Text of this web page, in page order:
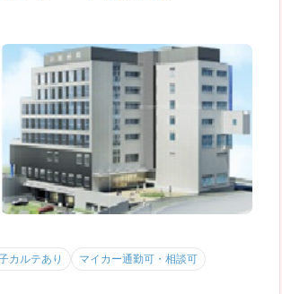
カルテあり
マイカー通勤可・相談可